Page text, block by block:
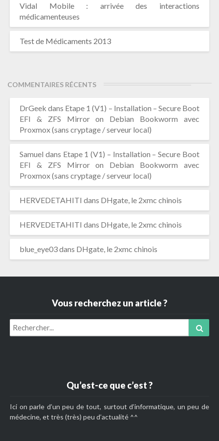
Vidal Mobile : arrivée des interactions
médicamenteuses
Test de Médicaments 2013
COMMENTAIRES RÉCENTS
DrGeek dans Etape 1 (V1) – Installation – Secure Boot
EFI & ZFS Mirror on Debian Bookworm avec
Proxmox (sans cryptage / serveur local)
Samuel dans Etape 1 (V1) – Installation – Secure Boot
EFI & ZFS Mirror on Debian Bookworm avec
Proxmox (sans cryptage / serveur local)
HERVEDETAHITI dans DHgate, le 2xmc chinois
HERVEDETAHITI dans DHgate, le 2xmc chinois
blue_eye03dans DHgate, le 2xmc chinois
Vous recherchez un article ?
Search
for:
Qu’est-ce que c’est ?
Ici on parle d’un peu de tout, surtout d’informatique, un peu de
médecine, et très (très) peu d’actualité ^^